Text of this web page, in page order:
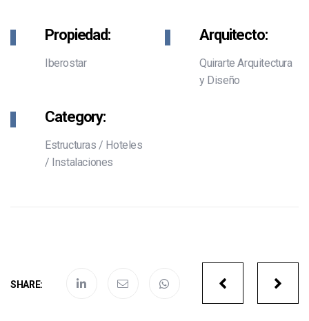
Propiedad:
Iberostar
Arquitecto:
Quirarte Arquitectura
y Diseño
Category:
Estructuras / Hoteles
/ Instalaciones
SHARE:
Portfolio